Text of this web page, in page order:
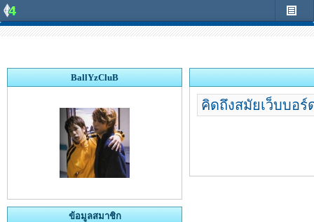
BallYzCluB
ข้อมูลสมาชิก
คิดถึงสมัยเว็บบอร์